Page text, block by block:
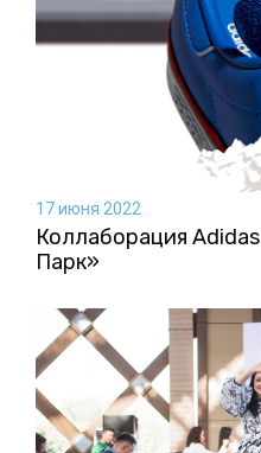
17 июня 2022
Коллаборация
Парк»